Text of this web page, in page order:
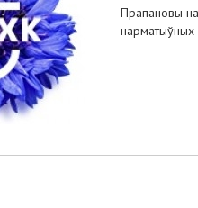
Прапановы
нарматыўных